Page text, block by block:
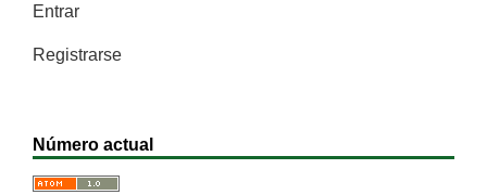
Entrar
Registrarse
Número actual